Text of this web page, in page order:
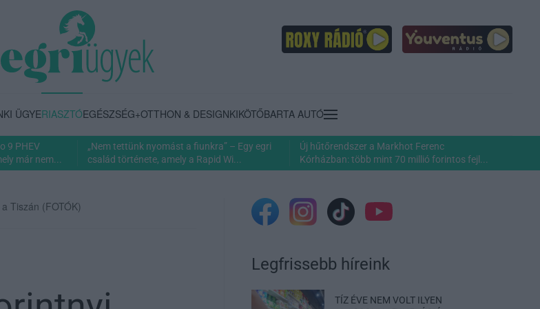
ÜGYERIASZTÓEGÉSZSÉG+OTTHON & DESIGNKIKÖTŐBARTA AUTÓ
9 PHEV
már nem...
„Nem tettünk nyomást a fiunkra” – Egy egri
család története, amely a Rapid Wi...
Új hűtőrendszer a Markhot Ferenc
Kórházban: több mint 70 millió forintos fejl...
Tiszán (FOTÓK)
Legfrissebb híreink
TÍZ ÉVE NEM VOLT ILYEN